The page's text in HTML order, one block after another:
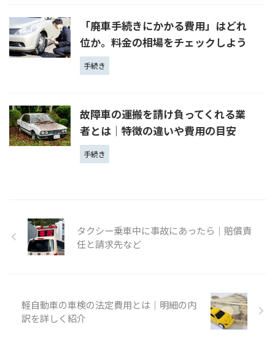
「廃車手続きにかかる費用」はどれ
位か。料金の相場をチェックしよう
手続き
故障車の運搬を請け負ってくれる業
者とは｜特徴の違いや費用の目安
手続き
タクシー乗車中に事故にあったら｜賠償責
任と請求先など
軽自動車の車検の法定費用とは｜明細の内
訳を詳しく紹介